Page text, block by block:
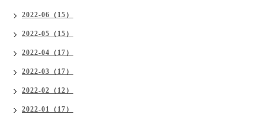
2022-06（15）
2022-05（15）
2022-04（17）
2022-03（17）
2022-02（12）
2022-01（17）